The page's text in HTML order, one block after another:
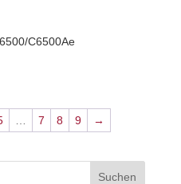
C6500Ae
… 7 8 9 →